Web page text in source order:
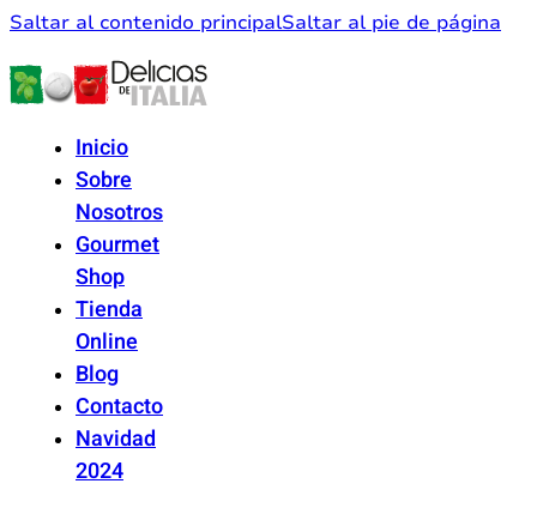
Saltar al contenido principalSaltar al pie de página
Inicio
Sobre
Nosotros
Gourmet
Shop
Tienda
Online
Blog
Contacto
Navidad
2024